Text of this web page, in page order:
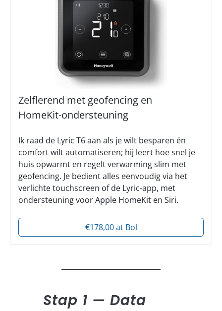
Zelflerend met geofencing en
HomeKit-ondersteuning
Ik raad de Lyric T6 aan als je wilt besparen én
comfort wilt automatiseren; hij leert hoe snel je
huis opwarmt en regelt verwarming slim met
geofencing. Je bedient alles eenvoudig via het
verlichte touchscreen of de Lyric-app, met
ondersteuning voor Apple HomeKit en Siri.
€178,00 at Bol
Stap 1 — Data